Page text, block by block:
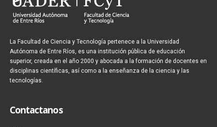
La Facultad de Ciencia y Tecnología pertenece a la Universidad
Autónoma de Entre Ríos, es una institución pública de educación
superior, creada en el año 2000 y abocada a la formación de docentes en
disciplinas científicas, así como a la enseñanza de la ciencia y las
tecnologías.
Contactanos